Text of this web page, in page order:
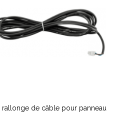
rallonge de câble pour panneau